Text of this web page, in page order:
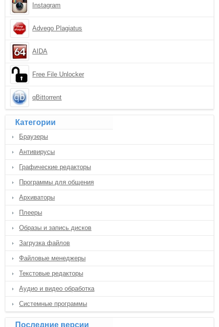
Instagram
Advego Plagiatus
AIDA
Free File Unlocker
qBittorrent
Категории
Браузеры
Антивирусы
Графические редакторы
Программы для общения
Архиваторы
Плееры
Образы и запись дисков
Загрузка файлов
Файловые менеджеры
Текстовые редакторы
Аудио и видео обработка
Системные программы
Последние версии